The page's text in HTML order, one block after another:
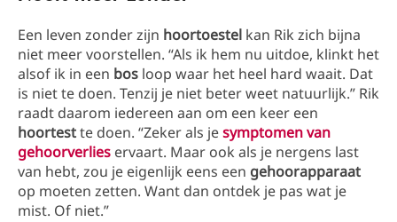
Een leven zonder zijn hoortoestel kan Rik zich bijna
niet meer voorstellen. “Als ik hem nu uitdoe, klinkt het
alsof ik in een bos loop waar het heel hard waait. Dat
is niet te doen. Tenzij je niet beter weet natuurlijk.” Rik
raadt daarom iedereen aan om een keer een
hoortestte doen. “Zeker als jesymptomen van
gehoorverlies ervaart. Maar ook als je nergens last
van hebt, zou je eigenlijk eens een gehoorapparaat
op moeten zetten. Want dan ontdek je pas wat je
mist. Of niet.”